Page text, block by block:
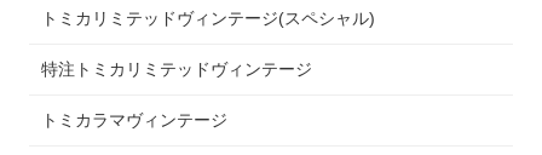
トミカリミテッドヴィンテージ(スペシャル)
特注トミカリミテッドヴィンテージ
トミカラマヴィンテージ